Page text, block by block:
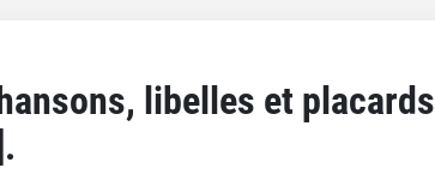
libelles et placards